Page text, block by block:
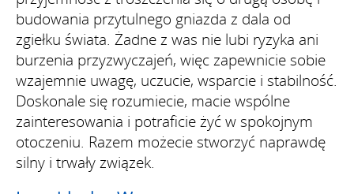
budowania przytulnego gniazda z dala od
zgiełku świata. Żadne z was nie lubi ryzyka ani
burzenia przyzwyczajeń, więc zapewnicie sobie
wzajemnie uwagę, uczucie, wsparcie i stabilność.
Doskonale się rozumiecie, macie wspólne
zainteresowania i potraficie żyć w spokojnym
otoczeniu. Razem możecie stworzyć naprawdę
silny i trwały związek.